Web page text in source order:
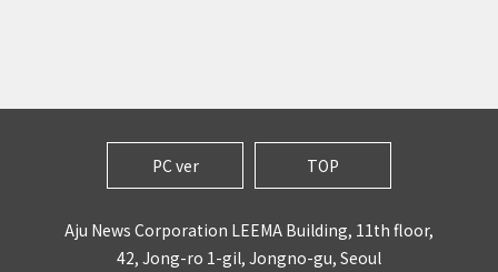
PC ver TOP
Aju News Corporation LEEMA Building, 11th floor,
42, Jong-ro 1-gil, Jongno-gu, Seoul